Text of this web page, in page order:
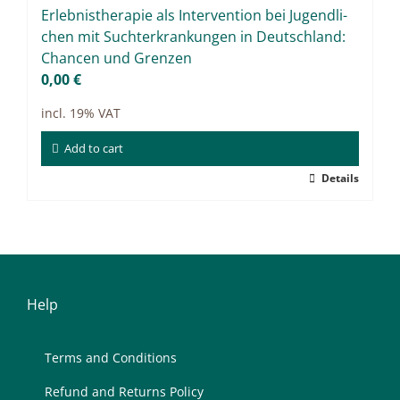
Projects
Er­leb­nis­the­ra­pie als In­ter­ven­ti­on bei Ju­gend­li­
chen mit Sucht­er­kran­kun­gen in Deutsch­land:
Chan­cen und Gren­zen
0,00€
incl. 19% VAT
Add to cart
Details
Help
Terms and Con­di­ti­ons
Re­fund and Re­turns Po­li­cy